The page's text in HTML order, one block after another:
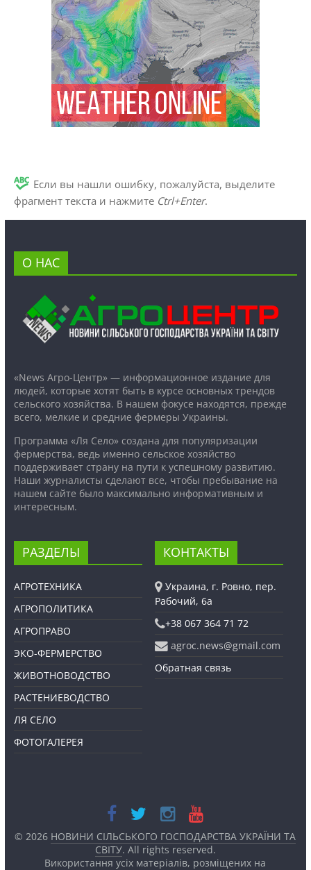
Если вы нашли ошибку, пожалуйста, выделите
фрагмент текста и нажмите Ctrl+Enter.
О НАС
«News Агро-Центр» — информационное издание для
людей, которые хотят быть в курсе основных трендов
сельского хозяйства. В нашем фокусе находятся, прежде
всего, мелкие и средние фермеры Украины.
Программа «Ля Село» создана для популяризации
фермерства, ведь именно сельское хозяйство
поддерживает страну на пути к успешному развитию.
Наши журналисты сделают все, чтобы пребывание на
нашем сайте было максимально информативным и
интересным.
РАЗДЕЛЫ
АГРОТЕХНИКА
АГРОПОЛИТИКА
АГРОПРАВО
ЭКО-ФЕРМЕРСТВО
ЖИВОТНОВОДСТВО
РАСТЕНИЕВОДСТВО
ЛЯ СЕЛО
ФОТОГАЛЕРЕЯ
КОНТАКТЫ
Украина, г. Ровно, пер.
Рабочий, 6а
+38 067 364 71 72
agroc.news@gmail.com
Обратная связь
© 2026 НОВИНИ СІЛЬСЬКОГО ГОСПОДАРСТВА УКРАЇНИ ТА
СВІТУ. All rights reserved.
Використання усіх матеріалів, розміщених на